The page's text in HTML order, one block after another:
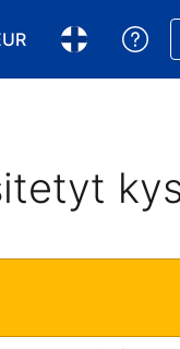
Valitse valuutta.
Valitse kieli.